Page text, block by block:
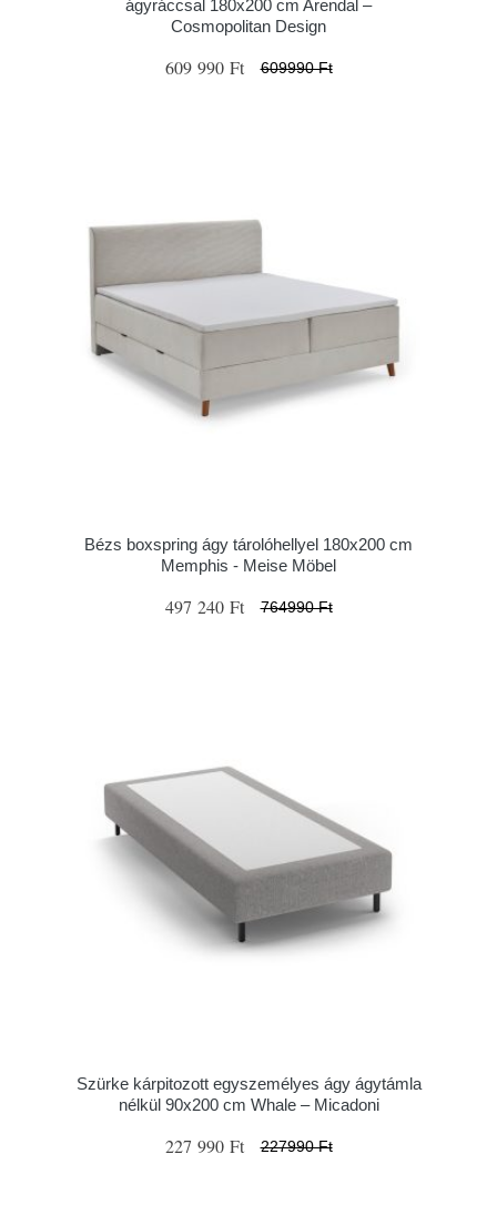
ágyráccsal 180x200 cm Arendal –
Cosmopolitan Design
609 990 Ft 609990 Ft
Bézs boxspring ágy tárolóhellyel 180x200 cm
Memphis - Meise Möbel
497 240 Ft 764990 Ft
Szürke kárpitozott egyszemélyes ágy ágytámla
nélkül 90x200 cm Whale – Micadoni
227 990 Ft 227990 Ft